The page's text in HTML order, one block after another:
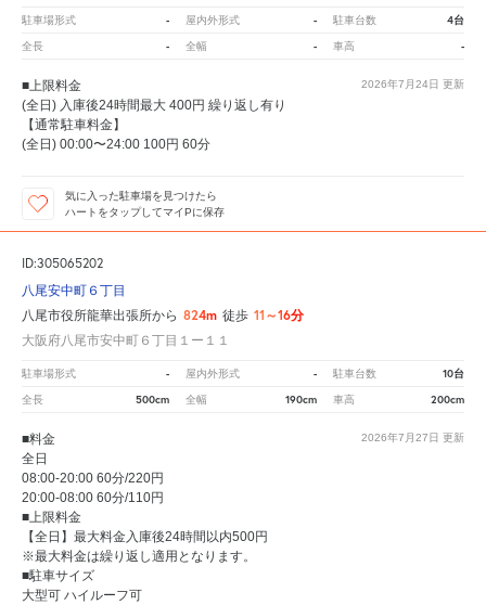
駐車場形式 - 屋内外形式 - 駐車台数 4台
全長 - 全幅 - 車高 -
2026年7月24日 更新
■上限料金
(全日) 入庫後24時間最大 400円 繰り返し有り
【通常駐車料金】
(全日) 00:00〜24:00 100円 60分
気に入った駐車場を見つけたら
ハートをタップしてマイPに保存
ID:305065202
八尾安中町６丁目
八尾市役所龍華出張所から 824m 徒歩 11～16分
大阪府八尾市安中町６丁目１ー１１
駐車場形式 - 屋内外形式 - 駐車台数 10台
全長 500cm 全幅 190cm 車高 200cm
2026年7月27日 更新
■料金
全日
08:00-20:00 60分/220円
20:00-08:00 60分/110円
■上限料金
【全日】最大料金入庫後24時間以内500円
※最大料金は繰り返し適用となります。
■駐車サイズ
大型可 ハイルーフ可